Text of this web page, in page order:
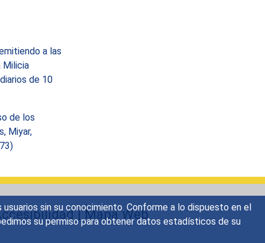
sin su conocimiento. Conforme a lo dispuesto en el
su permiso para obtener datos estadísticos de su
a las
Milicia
de 10
de los
Miyar,
|Mapa Web